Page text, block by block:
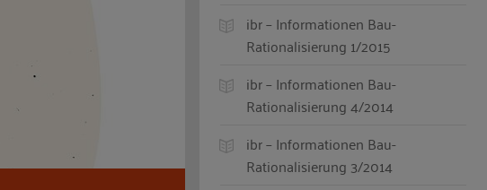
ibr – Informationen Bau-
Rationalisierung 1/2015
ibr – Informationen Bau-
Rationalisierung 4/2014
ibr – Informationen Bau-
Rationalisierung 3/2014